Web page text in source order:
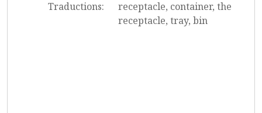
Traductions:
receptacle, container, the
receptacle, tray, bin